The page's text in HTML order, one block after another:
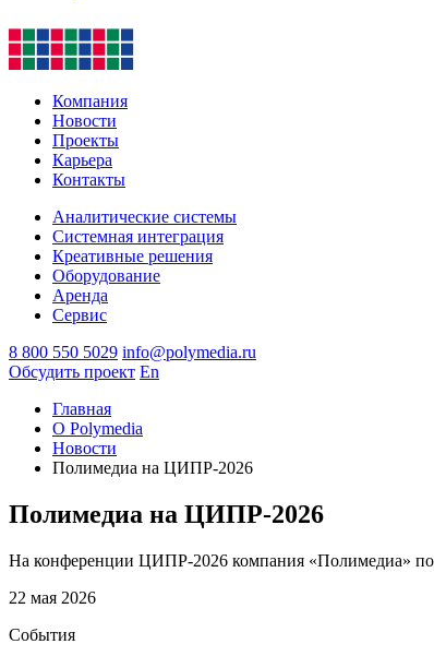
Компания
Новости
Проекты
Карьера
Контакты
Аналитические системы
Системная интеграция
Креативные решения
Оборудование
Аренда
Сервис
8 800 550 5029 info@polymedia.ru
Обсудить проект En
Главная
О Polymedia
Новости
Полимедиа на ЦИПР-2026
Полимедиа на ЦИПР-2026
На конференции ЦИПР-2026 компания «Полимедиа»
22 мая 2026
События